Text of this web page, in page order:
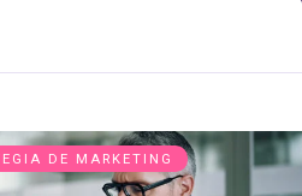
DE MARKETING